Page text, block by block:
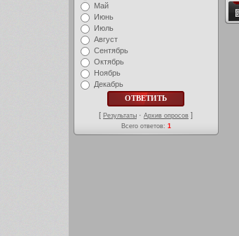
Май
Июнь
Июль
Август
Сентябрь
Октябрь
Ноябрь
Декабрь
[ Результаты · Архив опросов ]
Всего ответов: 1